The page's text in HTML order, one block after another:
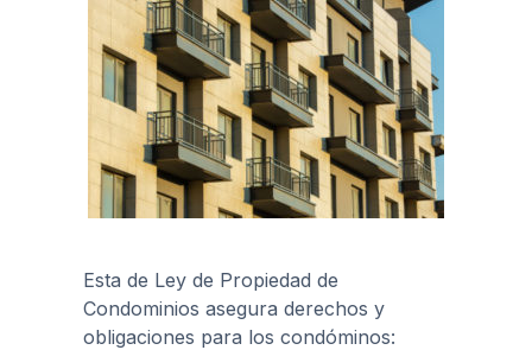
Esta de Ley de Propiedad de
Condominios asegura derechos y
obligaciones para los condóminos: